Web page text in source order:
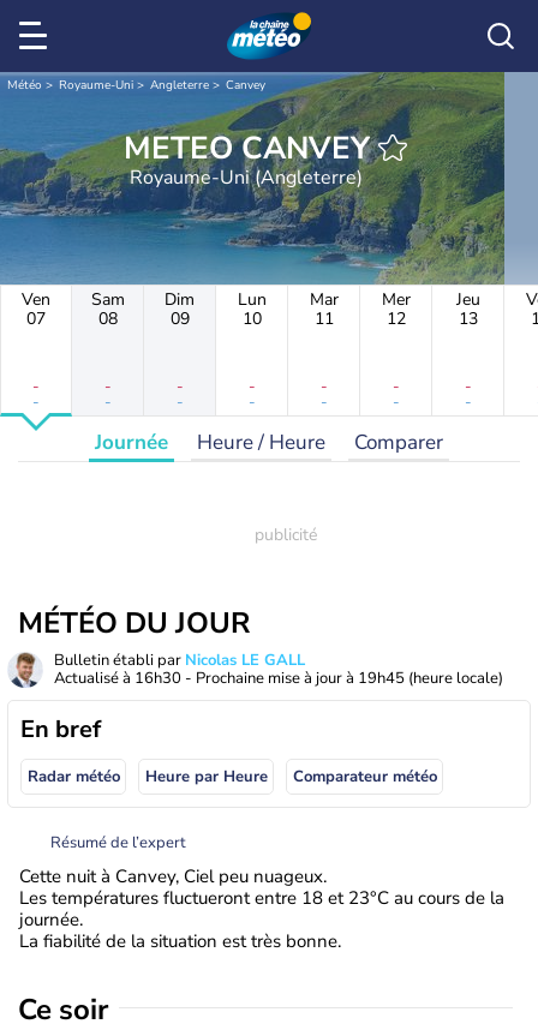
Météo Royaume-Uni Angleterre Canvey
METEO CANVEY
Royaume-Uni (Angleterre)
Ven
07
-
-
Sam
08
-
-
Dim
09
-
-
Lun
10
-
-
Mar
11
-
-
Mer
12
-
-
Jeu
13
-
-
Journée Heure / Heure Comparer
MÉTÉO DU JOUR
Bulletin établi par Nicolas LE GALL
Actualisé à 16h30 - Prochaine mise à jour à 19h45 (heure locale)
En bref
Radar météo Heure par Heure Comparateur météo
Résumé de l’expert
Cette nuit à Canvey, Ciel peu nuageux.
Les températures fluctueront entre 18 et 23°C au cours de la
journée.
La fiabilité de la situation est très bonne.
Ce soir